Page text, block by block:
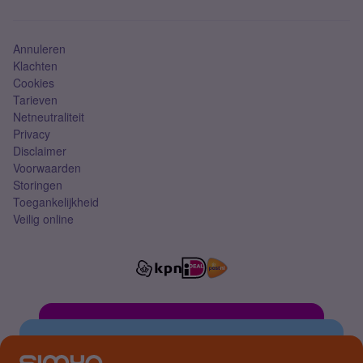
Annuleren
Klachten
Cookies
Tarieven
Netneutraliteit
Privacy
Disclaimer
Voorwaarden
Storingen
Toegankelijkheid
Veilig online